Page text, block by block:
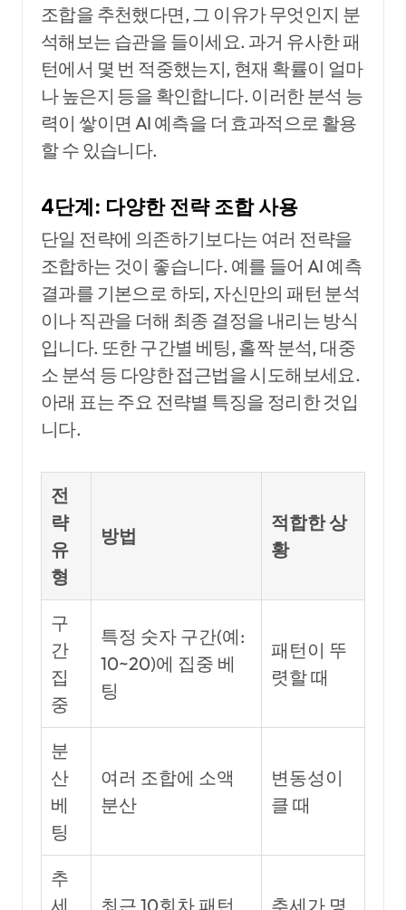
조합을 추천했다면, 그 이유가 무엇인지 분
석해보는 습관을 들이세요. 과거 유사한 패
턴에서 몇 번 적중했는지, 현재 확률이 얼마
나 높은지 등을 확인합니다. 이러한 분석 능
력이 쌓이면 AI 예측을 더 효과적으로 활용
할 수 있습니다.
4단계: 다양한 전략 조합 사용
단일 전략에 의존하기보다는 여러 전략을
조합하는 것이 좋습니다. 예를 들어 AI 예측
결과를 기본으로 하되, 자신만의 패턴 분석
이나 직관을 더해 최종 결정을 내리는 방식
입니다. 또한 구간별 베팅, 홀짝 분석, 대중
소 분석 등 다양한 접근법을 시도해보세요.
아래 표는 주요 전략별 특징을 정리한 것입
니다.
전
략
유
형
방법
적합한 상
황
구
간
집
중
특정 숫자 구간(예:
10~20)에 집중 베
팅
패턴이 뚜
렷할 때
분
산
베
팅
여러 조합에 소액
분산
변동성이
클 때
추
세
최근 10회차 패턴 추세가 명